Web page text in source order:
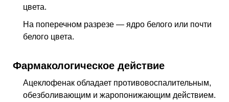
цвета.
На поперечном разрезе — ядро белого или почти
белого цвета.
Фармакологическое действие
Ацеклофенак обладает противовоспалительным,
обезболивающим и жаропонижающим действием.